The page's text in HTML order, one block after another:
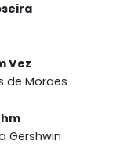
Vez
de Moraes
Gershwin